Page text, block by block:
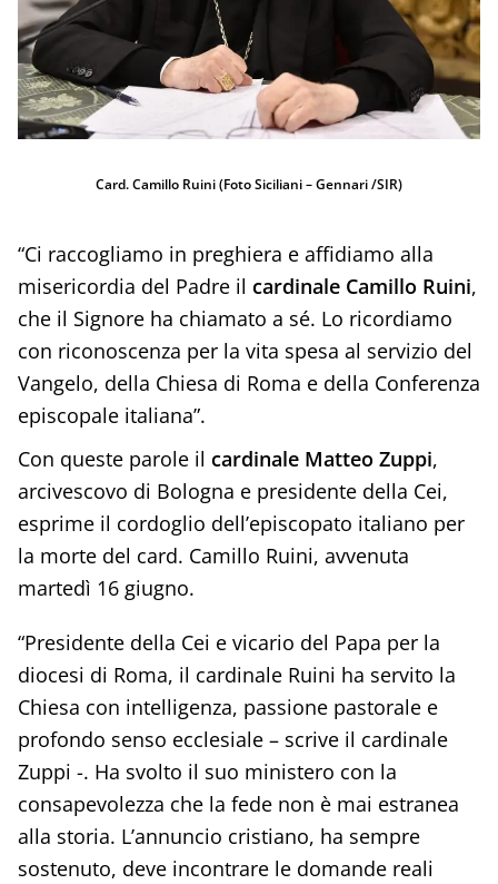
Card. Camillo Ruini (Foto Siciliani – Gennari /SIR)
“Ci raccogliamo in preghiera e affidiamo alla
misericordia del Padre il cardinale Camillo Ruini,
che il Signore ha chiamato a sé. Lo ricordiamo
con riconoscenza per la vita spesa al servizio del
Vangelo, della Chiesa di Roma e della Conferenza
episcopale italiana”.
Con queste parole il cardinale Matteo Zuppi,
arcivescovo di Bologna e presidente della Cei,
esprime il cordoglio dell’episcopato italiano per
la morte del card. Camillo Ruini, avvenuta
martedì 16 giugno.
“Presidente della Cei e vicario del Papa per la
diocesi di Roma, il cardinale Ruini ha servito la
Chiesa con intelligenza, passione pastorale e
profondo senso ecclesiale – scrive il cardinale
Zuppi -. Ha svolto il suo ministero con la
consapevolezza che la fede non è mai estranea
alla storia. L’annuncio cristiano, ha sempre
sostenuto, deve incontrare le domande reali